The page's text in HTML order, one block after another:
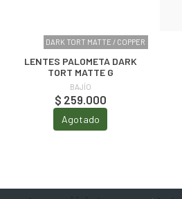
DARK TORT MATTE / COPPER
LENTES PALOMETA DARK
TORT MATTE G
BAJÍO
$ 259.000
Agotado